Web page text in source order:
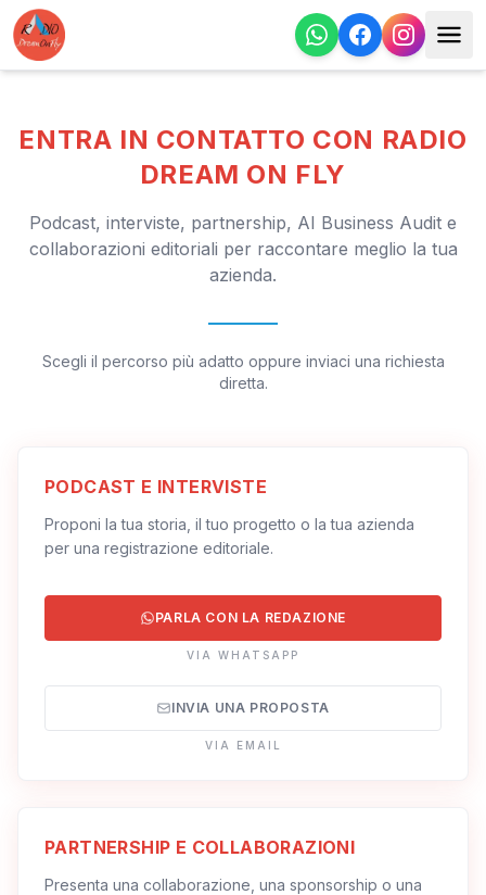
ENTRA IN CONTATTO CON RADIO
DREAM ON FLY
Podcast, interviste, partnership, AI Business Audit e
collaborazioni editoriali per raccontare meglio la tua
azienda.
Scegli il percorso più adatto oppure inviaci una richiesta
diretta.
PODCAST E INTERVISTE
Proponi la tua storia, il tuo progetto o la tua azienda
per una registrazione editoriale.
PARLA CON LA REDAZIONE
VIA WHATSAPP
INVIA UNA PROPOSTA
VIA EMAIL
PARTNERSHIP E COLLABORAZIONI
Presenta una collaborazione, una sponsorship o una